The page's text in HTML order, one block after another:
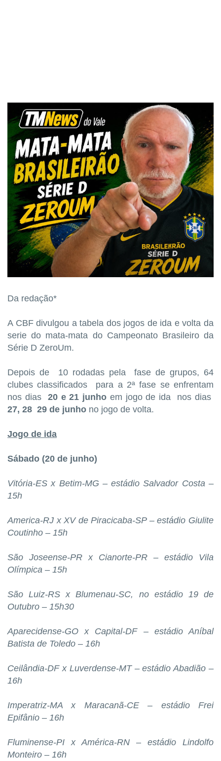
Da redação*
A CBF divulgou a tabela dos jogos de ida e volta da
serie do mata-mata do Campeonato Brasileiro da
Série D ZeroUm.
Depois de 10 rodadas pela fase de grupos, 64
clubes classificados para a 2ª fase se enfrentam
nos dias20 e 21 junho em jogo de ida nos dias
27, 28 29 de junho no jogo de volta.
Jogo de ida
Sábado (20 de junho)
Vitória-ES x Betim-MG – estádio Salvador Costa –
15h
America-RJ x XV de Piracicaba-SP – estádio Giulite
Coutinho – 15h
São Joseense-PR x Cianorte-PR – estádio Vila
Olímpica – 15h
São Luiz-RS x Blumenau-SC, no estádio 19 de
Outubro – 15h30
Aparecidense-GO x Capital-DF – estádio Aníbal
Batista de Toledo – 16h
Ceilândia-DF x Luverdense-MT – estádio Abadião –
16h
Imperatriz-MA x Maracanã-CE – estádio Frei
Epifânio – 16h
Fluminense-PI x América-RN – estádio Lindolfo
Monteiro – 16h